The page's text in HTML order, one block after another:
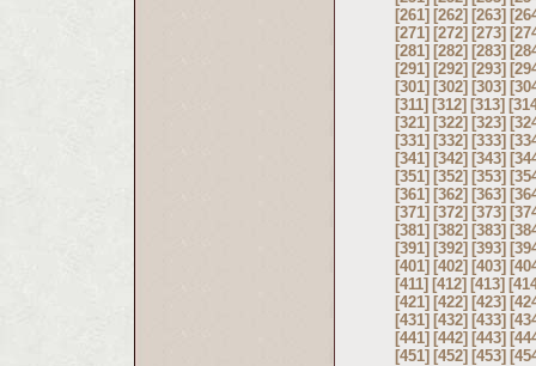
[261] [262] [263]
[271] [272] [273]
[281] [282] [283]
[291] [292] [293]
[301] [302] [303]
[311] [312] [313]
[321] [322] [323]
[331] [332] [333]
[341] [342] [343]
[351] [352] [353]
[361] [362] [363]
[371] [372] [373]
[381] [382] [383]
[391] [392] [393]
[401] [402] [403]
[411] [412] [413]
[421] [422] [423]
[431] [432] [433]
[441] [442] [443]
[451] [452] [453]